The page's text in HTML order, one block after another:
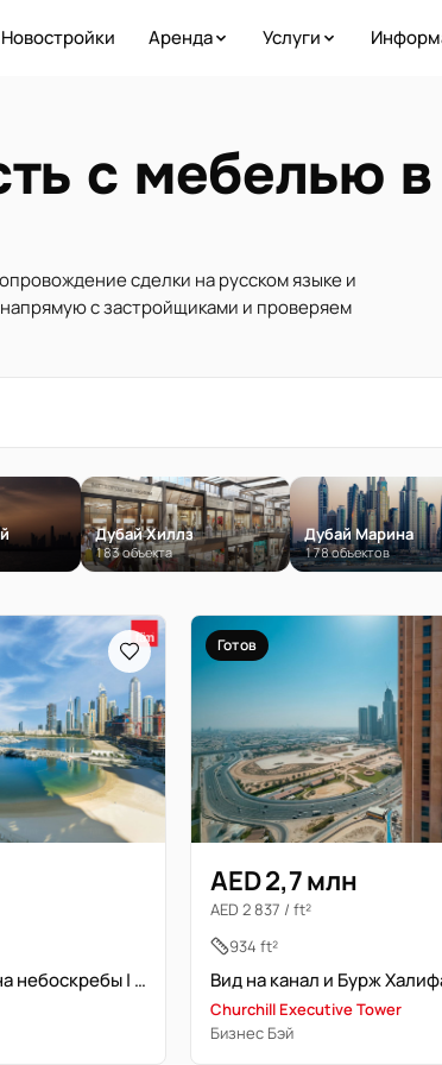
Новостройки Аренда Услуги
с мебелью
сделки на русском языке и
с застройщиками и проверяем
Дубай Хиллз
183 объекта
Дубай Марина
178 объектов
Панорамный вид на небоскребы | Улучшено | Частный пляж
Готов
AED 2,7 млн
AED 2 837 / ft²
934 ft²
Churchill Executive Tower
Бизнес Бэй